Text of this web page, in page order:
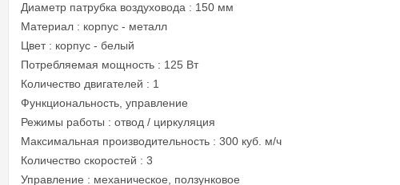
Диаметр патрубка воздуховода : 150 мм
Материал : корпус - металл
Цвет : корпус - белый
Потребляемая мощность : 125 Вт
Количество двигателей : 1
Функциональность, управление
Режимы работы : отвод / циркуляция
Максимальная производительность : 300 куб. м/ч
Количество скоростей : 3
Управление : механическое, ползунковое